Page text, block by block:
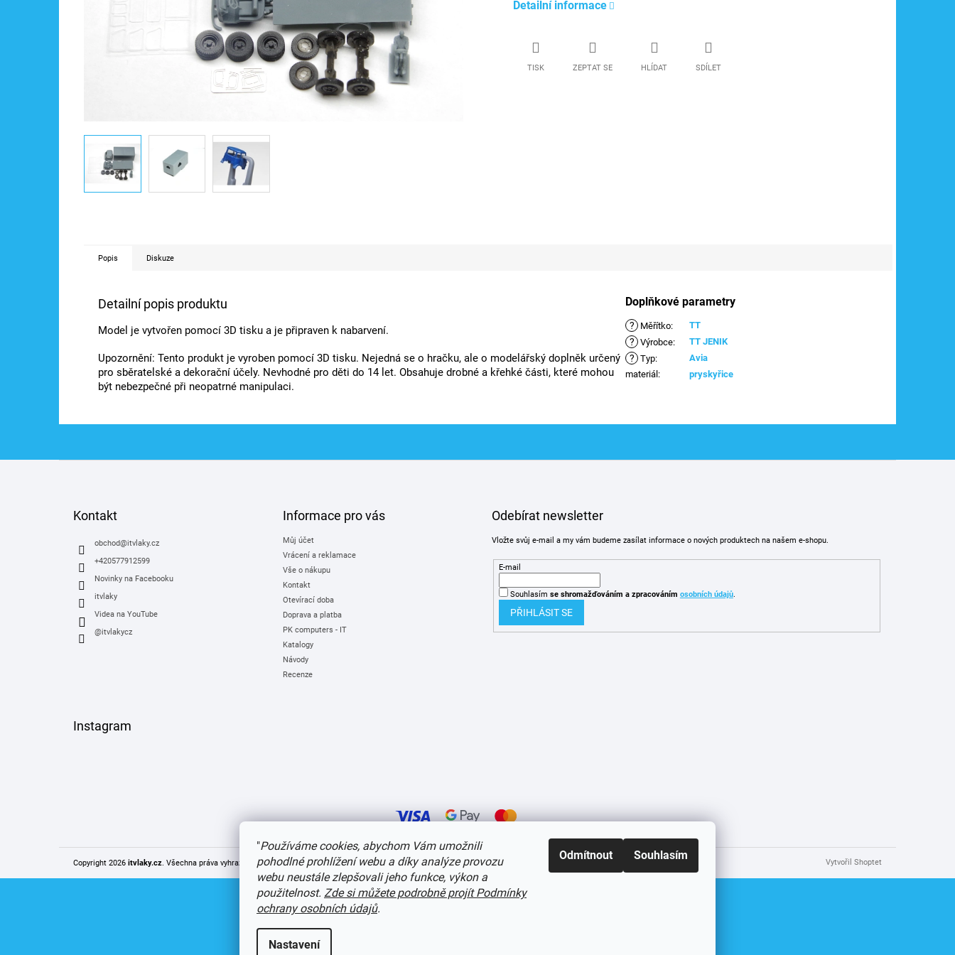
"Používáme cookies, abychom Vám umožnili
pohodlné prohlížení webu a díky analýze provozu
webu neustále zlepšovali jeho funkce, výkon a
použitelnost. Zde si můžete podrobně projít Podmínky
ochrany osobních údajů.
Nastavení
Odmítnout Souhlasím
Detailní informace
TISK ZEPTAT SE HLÍDAT SDÍLET
Popis Diskuze
Detailní popis produktu
Model je vytvořen pomocí 3D tisku a je připraven k nabarvení.
Upozornění: Tento produkt je vyroben pomocí 3D tisku. Nejedná se o hračku, ale o modelářský doplněk určený
pro sběratelské a dekorační účely. Nevhodné pro děti do 14 let. Obsahuje drobné a křehké části, které mohou
být nebezpečné při neopatrné manipulaci.
Doplňkové parametry
? Měřítko: TT
? Výrobce: TT JENIK
? Typ:
Avia
materiál: pryskyřice
Kontakt
obchod@itvlaky.cz
+420577912599
Novinky na Facebooku
itvlaky
Videa na YouTube
@itvlakycz
Informace pro vás
Můj účet
Vrácení a reklamace
Vše o nákupu
Kontakt
Otevírací doba
Doprava a platba
PK computers - IT
Katalogy
Návody
Recenze
Odebírat newsletter
Vložte svůj e-mail a my vám budeme zasílat informace o nových produktech na našem e-shopu.
E-mail
Souhlasím se shromažďováním a zpracováním osobních údajů.
PŘIHLÁSIT SE
Instagram
Vytvořil Shoptet
Copyright 2026 itvlaky.cz . Všechna práva vyhrazena.Upravit nastavení cookies